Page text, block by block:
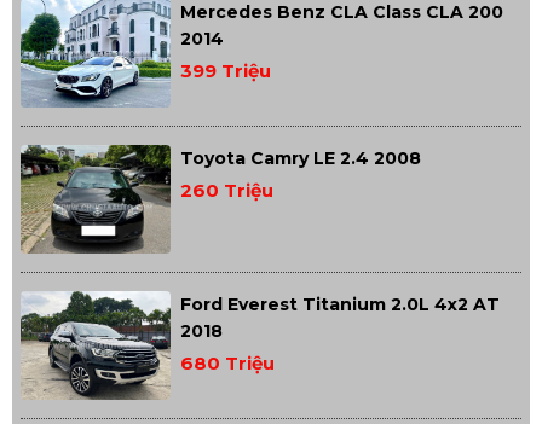
Mercedes Benz CLA Class CLA 200
2014
399 Triệu
Toyota Camry LE 2.4 2008
260 Triệu
Ford Everest Titanium 2.0L 4x2 AT
2018
680 Triệu